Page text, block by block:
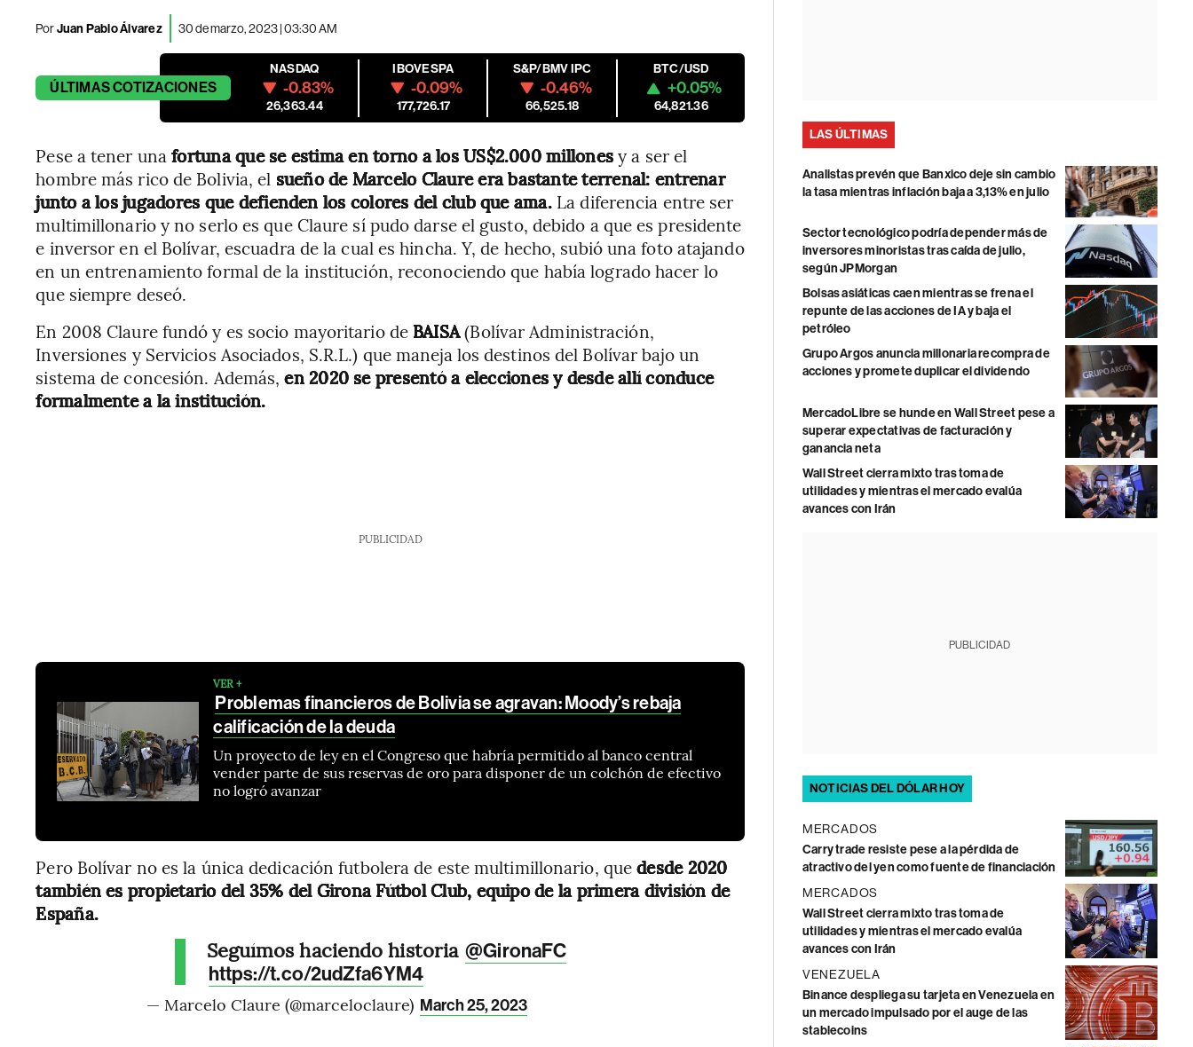
PorJuan Pablo Álvarez 30 de marzo, 2023 | 03:30 AM
ÚLTIMASCOTIZACIONES
NASDAQ
-0.83%
26,363.44
IBOVESPA
-0.09%
177,726.17
S&P/BMV IPC
-0.46%
66,525.18
BTC/USD
+0.05%
64,821.36
Pese a tener una fortuna que se estima en torno a los US$2.000 millonesy a ser el
hombre más rico de Bolivia, el sueño de Marcelo Claure era bastante terrenal: entrenar
junto a los jugadores que defienden los colores del club que ama. La diferencia entre ser
multimillonario y no serlo es que Claure sí pudo darse el gusto, debido a que es presidente
e inversor en el Bolívar, escuadra de la cual es hincha. Y, de hecho, subió una foto atajando
en un entrenamiento formal de la institución, reconociendo que había logrado hacer lo
que siempre deseó.
En 2008 Claure fundó y es socio mayoritario de BAISA(Bolívar Administración,
Inversiones y Servicios Asociados, S.R.L.) que maneja los destinos del Bolívar bajo un
sistema de concesión. Además,en 2020 se presentó a elecciones y desde allí conduce
formalmente a la institución.
PUBLICIDAD
VER +
Problemas financieros de Bolivia se agravan: Moody’s rebaja
calificación de la deuda
Un proyecto de ley en el Congreso que habría permitido al banco central
vender parte de sus reservas de oro para disponer de un colchón de efectivo
no logró avanzar
Pero Bolívar no es la única dedicación futbolera de este multimillonario, quedesde 2020
también es propietario del 35% del Girona Fútbol Club, equipo de la primera división de
España.
Seguímos haciendo historia @GironaFC
https://t.co/2udZfa6YM4
— Marcelo Claure (@marceloclaure) March 25, 2023
LAS ÚLTIMAS
Analistas prevén que Banxico deje sin cambio
la tasa mientras inflación baja a 3,13% en julio
Sector tecnológico podría depender más de
inversores minoristas tras caída de julio,
según JPMorgan
Bolsas asiáticas caen mientras se frena el
repunte de las acciones de IA y baja el
petróleo
Grupo Argos anuncia millonaria recompra de
acciones y promete duplicar el dividendo
MercadoLibre se hunde en Wall Street pese a
superar expectativas de facturación y
ganancia neta
Wall Street cierra mixto tras toma de
utilidades y mientras el mercado evalúa
avances con Irán
PUBLICIDAD
NOTICIAS DEL DÓLAR HOY
MERCADOS
Carry trade resiste pese a la pérdida de
atractivo del yen como fuente de financiación
MERCADOS
Wall Street cierra mixto tras toma de
utilidades y mientras el mercado evalúa
avances con Irán
VENEZUELA
Binance despliega su tarjeta en Venezuela en
un mercado impulsado por el auge de las
stablecoins